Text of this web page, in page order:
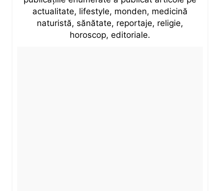
actualitate, lifestyle, monden, medicină
naturistă, sănătate, reportaje, religie,
horoscop, editoriale.